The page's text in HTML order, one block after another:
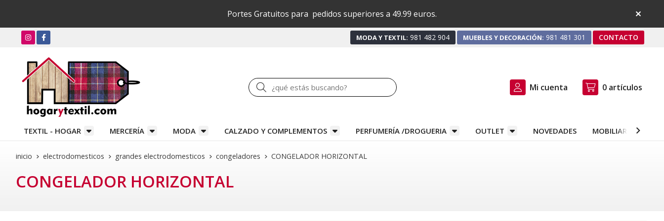
Portes Gratuitos para pedidos superiores a 49.99 euros.
MODA Y TEXTIL: 981 482 904 MUEBLES Y DECORACIÓN: 981 481 301 CONTACTO
Buscar Mi cuenta 0 artículos
TEXTIL - HOGAR MERCERÍA MODA CALZADO Y COMPLEMENTOS PERFUMERÍA /DROGUERIA OUTLET NOVEDADES MOBILIARIO Y
inicio electrodomesticos grandes electrodomesticos congeladores CONGELADOR HORIZONTAL
CONGELADOR HORIZONTAL